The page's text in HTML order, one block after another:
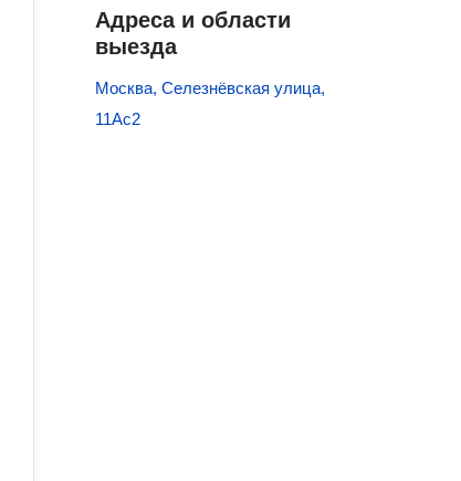
Адреса и области
выезда
Москва, Селезнёвская улица,
11Ас2